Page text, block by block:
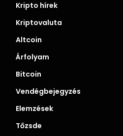
Kripto hírek
Kriptovaluta
Altcoin
Árfolyam
Bitcoin
Vendégbejegyzés
Elemzések
Tőzsde